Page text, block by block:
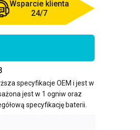
Wsparcie klienta
24/7
specyfikacje OEM i jest w
jest w 1 ogniw oraz
specyfikację baterii.